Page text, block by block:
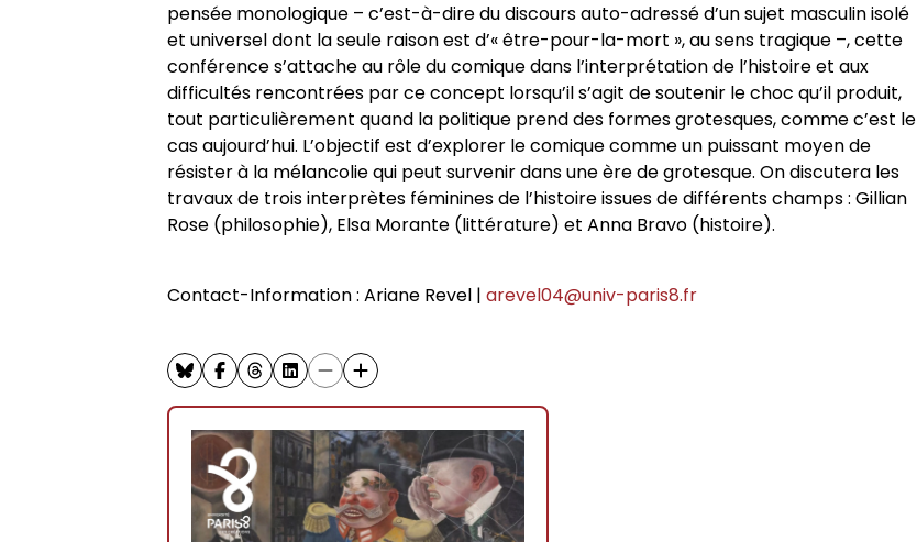
pensée monologique – c’est-à-dire du discours auto-adressé d’un sujet masculin isolé
et universel dont la seule raison est d’« être-pour-la-mort », au sens tragique –, cette
conférence s’attache au rôle du comique dans l’interprétation de l’histoire et aux
difficultés rencontrées par ce concept lorsqu’il s’agit de soutenir le choc qu’il produit,
tout particulièrement quand la politique prend des formes grotesques, comme c’est le
cas aujourd’hui. L’objectif est d’explorer le comique comme un puissant moyen de
résister à la mélancolie qui peut survenir dans une ère de grotesque. On discutera les
travaux de trois interprètes féminines de l’histoire issues de différents champs : Gillian
Rose (philosophie), Elsa Morante (littérature) et Anna Bravo (histoire).
Contact-Information : Ariane Revel | arevel04@univ-paris8.fr